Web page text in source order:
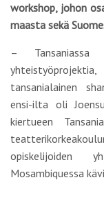
workshop, johon
maasta sekä
–
tansanialainen
ensi-ilta oli
kiertueen
opiskelijoiden
Mosambiquessa